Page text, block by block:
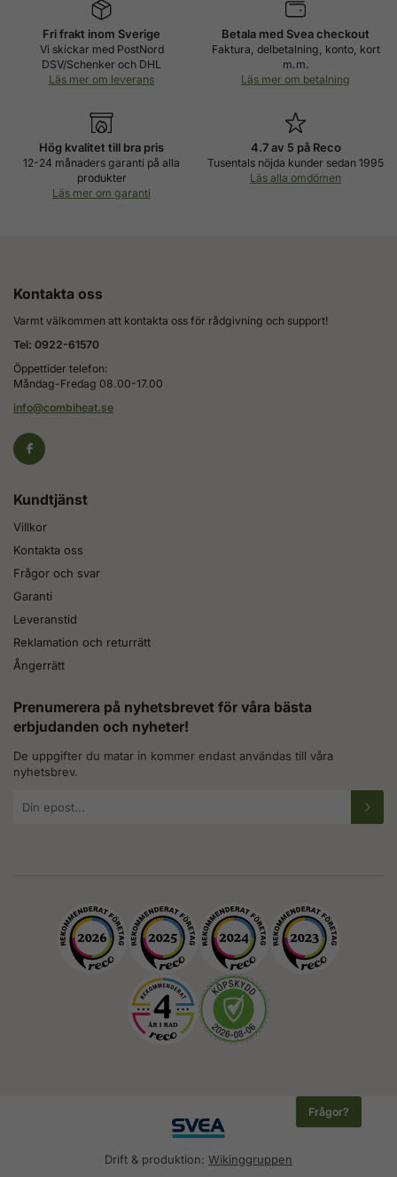
Fri frakt inom Sverige
Vi skickar med PostNord
DSV/Schenker och DHL
Läs mer om leverans
Betala med Svea checkout
Faktura, delbetalning, konto, kort
m.m.
Läs mer om betalning
Hög kvalitet till bra pris
12-24 månaders garanti på alla
produkter
Läs mer om garanti
4.7 av 5 på Reco
Tusentals nöjda kunder sedan 1995
Läs alla omdömen
Kontakta oss
Varmt välkommen att kontakta oss för rådgivning och support!
Tel: 0922-61570
Öppettider telefon:
Måndag-Fredag 08.00-17.00
info@combiheat.se
Kundtjänst
Villkor
Kontakta oss
Frågor och svar
Garanti
Leveranstid
Reklamation och returrätt
Ångerrätt
Prenumerera på nyhetsbrevet för våra bästa
erbjudanden och nyheter!
De uppgifter du matar in kommer endast användas till våra
nyhetsbrev.
postadress
Drift & produktion: Wikinggruppen
Frågor?